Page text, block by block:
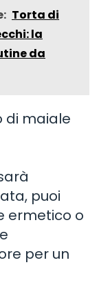
Torta di
la
da
di maiale
puoi
ermetico o
per un